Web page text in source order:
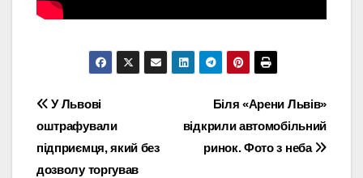
Навігація
записів
Біля «Арени Львів»
відкрили автомобільний
ринок. Фото з неба
У Львові
оштрафували
підприємця, який без
дозволу торгував